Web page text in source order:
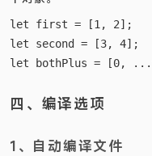
let first = [1, 2];
let second = [3, 4];
四、编译选项
1、自动编译文件